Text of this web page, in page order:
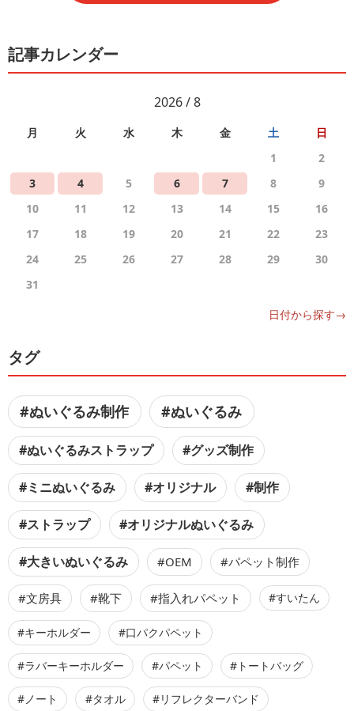
記事カレンダー
2026 / 8
月 火 水 木 金 土
日
1
2
3
4 5 6 7 8
9
10
11 12 13 14 15
16
17
18 19 20 21 22
23
24
25 26 27 28 29
30
31
日付から探す→
タグ
#ぬいぐるみ制作 #ぬいぐるみ
#ぬいぐるみストラップ #グッズ制作
#ミニぬいぐるみ #オリジナル #制作
#ストラップ #オリジナルぬいぐるみ
#大きいぬいぐるみ #OEM #パペット制作
#文房具 #靴下 #指入れパペット #すいたん
#キーホルダー #口パクパペット
#ラバーキーホルダー #パペット #トートバッグ
#ノート #タオル #リフレクターバンド